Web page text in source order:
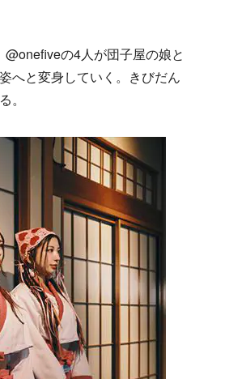
の4人が団子屋の娘と
へと変身していく。きびだん
。